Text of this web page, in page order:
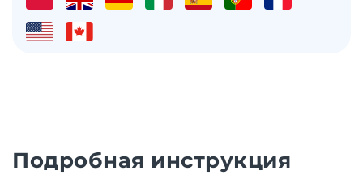
Подробная инструкция